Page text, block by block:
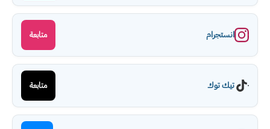
انستجرام متابعة
تيك توك متابعة